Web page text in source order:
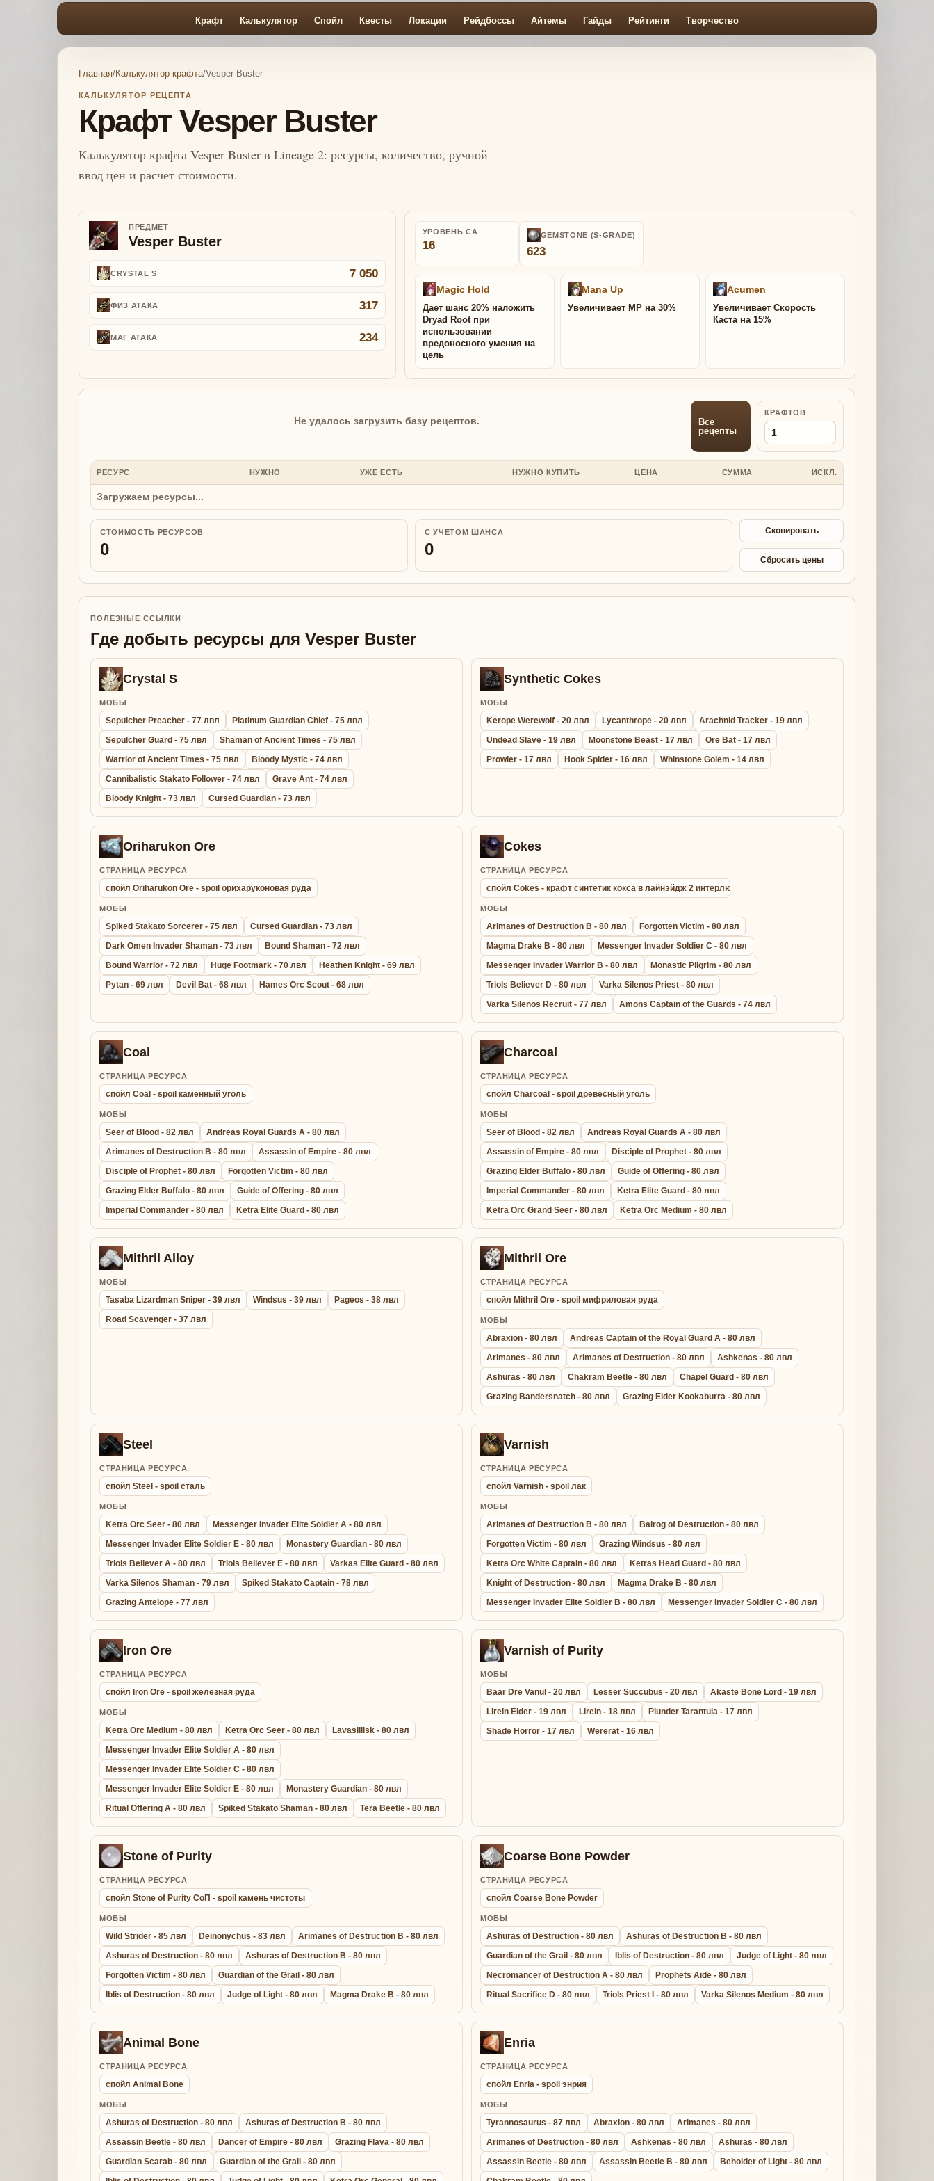
Крафт Калькулятор Спойл Квесты Локации Рейдбоссы Айтемы Гайды Рейтинги Творчество
Главная/Калькулятор крафта/Vesper Buster
КАЛЬКУЛЯТОР РЕЦЕПТА
Крафт Vesper Buster
Калькулятор крафта Vesper Buster в Lineage 2: ресурсы, количество, ручной
ввод цен и расчет стоимости.
ПРЕДМЕТ
Vesper Buster
CRYSTAL S 7 050
ФИЗ АТАКА 317
МАГ АТАКА 234
УРОВЕНЬ СА
16
GEMSTONE (S-GRADE)
623
Magic Hold
Дает шанс 20% наложить
Dryad Root при
использовании
вредоносного умения на
цель
Mana Up
Увеличивает MP на 30%
Acumen
Увеличивает Скорость
Каста на 15%
Не удалось загрузить базу рецептов.
Все
рецепты
КРАФТОВ
РЕСУРС НУЖНО УЖЕ ЕСТЬ НУЖНО КУПИТЬ ЦЕНА СУММА ИСКЛ.
Загружаем ресурсы...
СТОИМОСТЬ РЕСУРСОВ
0
С УЧЕТОМ ШАНСА
0
Скопировать
Сбросить цены
ПОЛЕЗНЫЕ ССЫЛКИ
Где добыть ресурсы для Vesper Buster
Crystal S
МОБЫ
Sepulcher Preacher - 77 лвл
Platinum Guardian Chief - 75 лвл
Sepulcher Guard - 75 лвл
Shaman of Ancient Times - 75 лвл
Warrior of Ancient Times - 75 лвл
Bloody Mystic - 74 лвл
Cannibalistic Stakato Follower - 74 лвл
Grave Ant - 74 лвл
Bloody Knight - 73 лвл
Cursed Guardian - 73 лвл
Synthetic Cokes
МОБЫ
Kerope Werewolf - 20 лвл Lycanthrope - 20 лвл
Arachnid Tracker - 19 лвл
Undead Slave - 19 лвл
Moonstone Beast - 17 лвл
Ore Bat - 17 лвл
Prowler - 17 лвл
Hook Spider - 16 лвл Whinstone Golem - 14 лвл
Oriharukon Ore
СТРАНИЦА РЕСУРСА
спойл Oriharukon Ore - spoil орихаруконовая руда
МОБЫ
Spiked Stakato Sorcerer - 75 лвл
Cursed Guardian - 73 лвл
Dark Omen Invader Shaman - 73 лвл
Bound Shaman - 72 лвл
Bound Warrior - 72 лвл
Huge Footmark - 70 лвл
Heathen Knight - 69 лвл
Pytan - 69 лвл
Devil Bat - 68 лвл Hames Orc Scout - 68 лвл
Cokes
СТРАНИЦА РЕСУРСА
спойл Cokes - крафт синтетик кокса в лайнэйдж 2 интерлюд
МОБЫ
Arimanes of Destruction B - 80 лвл
Forgotten Victim - 80 лвл
Magma Drake B - 80 лвл
Messenger Invader Soldier C - 80 лвл
Messenger Invader Warrior B - 80 лвл
Monastic Pilgrim - 80 лвл
Triols Believer D - 80 лвл
Varka Silenos Priest - 80 лвл
Varka Silenos Recruit - 77 лвл
Amons Captain of the Guards - 74 лвл
Coal
СТРАНИЦА РЕСУРСА
спойл Coal - spoil каменный уголь
МОБЫ
Seer of Blood - 82 лвл
Andreas Royal Guards A - 80 лвл
Arimanes of Destruction B - 80 лвл
Assassin of Empire - 80 лвл
Disciple of Prophet - 80 лвл
Forgotten Victim - 80 лвл
Grazing Elder Buffalo - 80 лвл
Guide of Offering - 80 лвл
Imperial Commander - 80 лвл
Ketra Elite Guard - 80 лвл
Charcoal
СТРАНИЦА РЕСУРСА
спойл Charcoal - spoil древесный уголь
МОБЫ
Seer of Blood - 82 лвл
Andreas Royal Guards A - 80 лвл
Assassin of Empire - 80 лвл
Disciple of Prophet - 80 лвл
Grazing Elder Buffalo - 80 лвл
Guide of Offering - 80 лвл
Imperial Commander - 80 лвл
Ketra Elite Guard - 80 лвл
Ketra Orc Grand Seer - 80 лвл
Ketra Orc Medium - 80 лвл
Mithril Alloy
МОБЫ
Tasaba Lizardman Sniper - 39 лвл Windsus - 39 лвл
Pageos - 38 лвл
Road Scavenger - 37 лвл
Mithril Ore
СТРАНИЦА РЕСУРСА
спойл Mithril Ore - spoil мифриловая руда
МОБЫ
Abraxion - 80 лвл
Andreas Captain of the Royal Guard A - 80 лвл
Arimanes - 80 лвл
Arimanes of Destruction - 80 лвл
Ashkenas - 80 лвл
Ashuras - 80 лвл
Chakram Beetle - 80 лвл
Chapel Guard - 80 лвл
Grazing Bandersnatch - 80 лвл
Grazing Elder Kookaburra - 80 лвл
Steel
СТРАНИЦА РЕСУРСА
спойл Steel - spoil сталь
МОБЫ
Ketra Orc Seer - 80 лвл
Messenger Invader Elite Soldier A - 80 лвл
Messenger Invader Elite Soldier E - 80 лвл
Monastery Guardian - 80 лвл
Triols Believer A - 80 лвл
Triols Believer E - 80 лвл
Varkas Elite Guard - 80 лвл
Varka Silenos Shaman - 79 лвл
Spiked Stakato Captain - 78 лвл
Grazing Antelope - 77 лвл
Varnish
СТРАНИЦА РЕСУРСА
спойл Varnish - spoil лак
МОБЫ
Arimanes of Destruction B - 80 лвл
Balrog of Destruction - 80 лвл
Forgotten Victim - 80 лвл
Grazing Windsus - 80 лвл
Ketra Orc White Captain - 80 лвл
Ketras Head Guard - 80 лвл
Knight of Destruction - 80 лвл
Magma Drake B - 80 лвл
Messenger Invader Elite Soldier B - 80 лвл
Messenger Invader Soldier C - 80 лвл
Iron Ore
СТРАНИЦА РЕСУРСА
спойл Iron Ore - spoil железная руда
МОБЫ
Ketra Orc Medium - 80 лвл Ketra Orc Seer - 80 лвл
Lavasillisk - 80 лвл
Messenger Invader Elite Soldier A - 80 лвл
Messenger Invader Elite Soldier C - 80 лвл
Messenger Invader Elite Soldier E - 80 лвл
Monastery Guardian - 80 лвл
Ritual Offering A - 80 лвл
Spiked Stakato Shaman - 80 лвл Tera Beetle - 80 лвл
Varnish of Purity
МОБЫ
Baar Dre Vanul - 20 лвл Lesser Succubus - 20 лвл
Akaste Bone Lord - 19 лвл
Lirein Elder - 19 лвл
Lirein - 18 лвл
Plunder Tarantula - 17 лвл
Shade Horror - 17 лвл
Wererat - 16 лвл
Stone of Purity
СТРАНИЦА РЕСУРСА
спойл Stone of Purity СоП - spoil камень чистоты
МОБЫ
Wild Strider - 85 лвл Deinonychus - 83 лвл
Arimanes of Destruction B - 80 лвл
Ashuras of Destruction - 80 лвл
Ashuras of Destruction B - 80 лвл
Forgotten Victim - 80 лвл
Guardian of the Grail - 80 лвл
Iblis of Destruction - 80 лвл
Judge of Light - 80 лвл Magma Drake B - 80 лвл
Coarse Bone Powder
СТРАНИЦА РЕСУРСА
спойл Coarse Bone Powder
МОБЫ
Ashuras of Destruction - 80 лвл
Ashuras of Destruction B - 80 лвл
Guardian of the Grail - 80 лвл
Iblis of Destruction - 80 лвл
Judge of Light - 80 лвл
Necromancer of Destruction A - 80 лвл
Prophets Aide - 80 лвл
Ritual Sacrifice D - 80 лвл
Triols Priest I - 80 лвл Varka Silenos Medium - 80 лвл
Animal Bone
СТРАНИЦА РЕСУРСА
спойл Animal Bone
МОБЫ
Ashuras of Destruction - 80 лвл
Ashuras of Destruction B - 80 лвл
Assassin Beetle - 80 лвл
Dancer of Empire - 80 лвл
Grazing Flava - 80 лвл
Guardian Scarab - 80 лвл
Guardian of the Grail - 80 лвл
Enria
СТРАНИЦА РЕСУРСА
спойл Enria - spoil энрия
МОБЫ
Tyrannosaurus - 87 лвл Abraxion - 80 лвл
Arimanes - 80 лвл
Arimanes of Destruction - 80 лвл
Ashkenas - 80 лвл
Ashuras - 80 лвл
Assassin Beetle - 80 лвл
Assassin Beetle B - 80 лвл
Beholder of Light - 80 лвл